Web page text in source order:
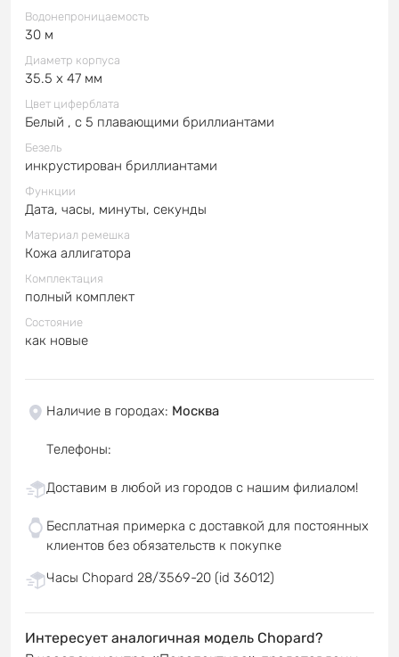
Водонепроницаемость
30 м
Диаметр корпуса
35.5 x 47 мм
Цвет циферблата
Белый , с 5 плавающими бриллиантами
Безель
инкрустирован бриллиантами
Функции
Дата, часы, минуты, секунды
Материал ремешка
Кожа аллигатора
Комплектация
полный комплект
Состояние
как новые
Наличие в городах: Москва
Телефоны:
Доставим в любой из городов с нашим филиалом!
Бесплатная примерка с доставкой для постоянных
клиентов без обязательств к покупке
Часы Chopard 28/3569-20 (id 36012)
Интересует аналогичная модель Chopard?